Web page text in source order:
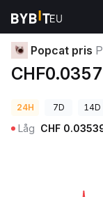
Kryptopriser
Popcat pris
24H 7D 14D
Låg CHF